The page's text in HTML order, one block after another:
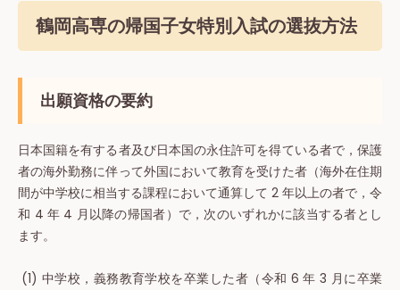
鶴岡高専の帰国子女特別入試の選抜方法
出願資格の要約
日本国籍を有する者及び日本国の永住許可を得ている者で，保護
者の海外勤務に伴って外国において教育を受けた者（海外在住期
間が中学校に相当する課程において通算して 2 年以上の者で，令
和 4 年 4 月以降の帰国者）で，次のいずれかに該当する者とし
ます。
(1) 中学校，義務教育学校を卒業した者（令和 6 年 3 月に卒業